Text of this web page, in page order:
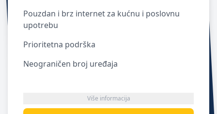
Pouzdan i brz internet za kućnu i poslovnu
upotrebu
Prioritetna podrška
Neograničen broj uređaja
Više informacija